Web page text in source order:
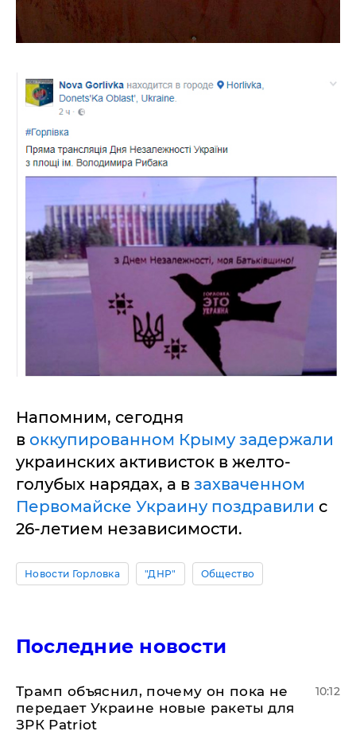
Напомним, сегодня
в оккупированном Крыму задержали
украинских активисток в желто-
голубых нарядах, а в захваченном
Первомайске Украину поздравили с
26-летием независимости.
Новости Горловка "ДНР" Общество
Последние новости
Трамп объяснил, почему он пока не
передает Украине новые ракеты для
ЗРК Patriot
10:12